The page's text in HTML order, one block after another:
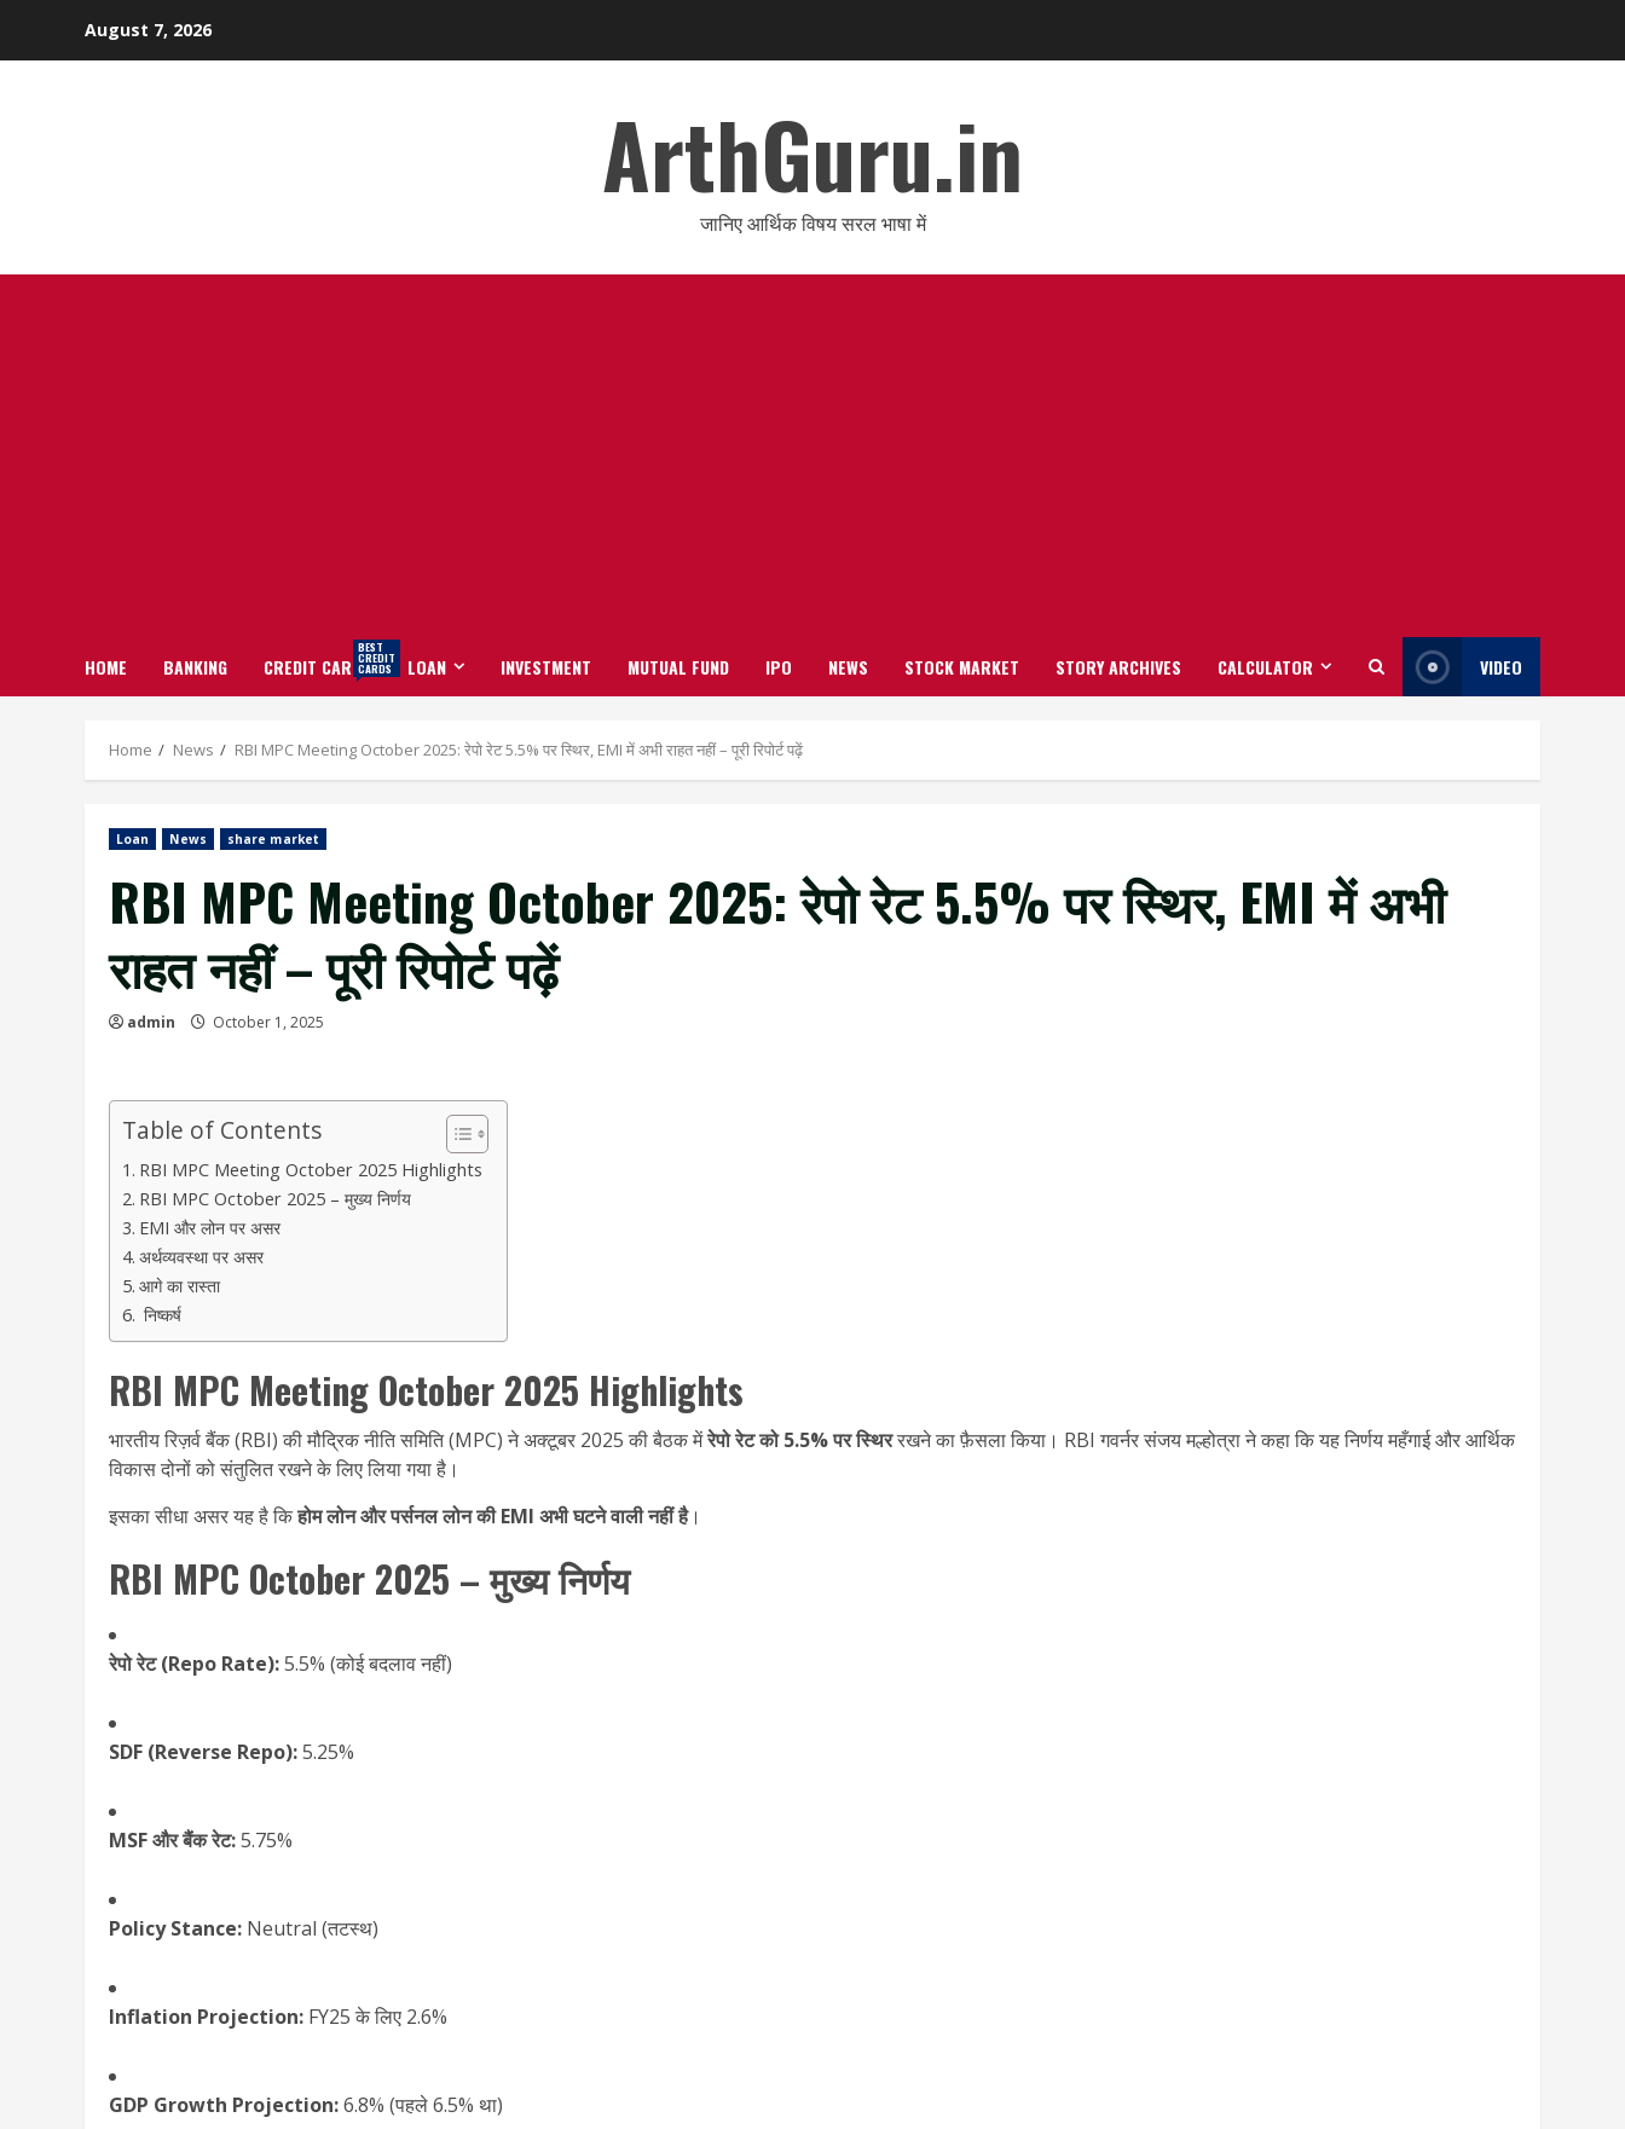
August 7, 2026
ArthGuru.in
जानिए आर्थिक विषय सरल भाषा में
HOME BANKING CREDIT CARDS
BEST
CREDIT
CARDS LOAN INVESTMENT MUTUAL FUND IPO NEWS STOCK MARKET STORY ARCHIVES CALCULATOR VIDEO
Home News RBI MPC Meeting October 2025: रेपो रेट 5.5% पर स्थिर, EMI में अभी राहत नहीं – पूरी रिपोर्ट पढ़ें
Loan News share market
RBI MPC Meeting October 2025: रेपो रेट 5.5% पर स्थिर, EMI में अभी
राहत नहीं – पूरी रिपोर्ट पढ़ें
admin October 1, 2025
Table of Contents
RBI MPC Meeting October 2025 Highlights
RBI MPC October 2025 – मुख्य निर्णय
EMI और लोन पर असर
अर्थव्यवस्था पर असर
आगे का रास्ता
निष्कर्ष
RBI MPC Meeting October 2025 Highlights
भारतीय रिज़र्व बैंक (RBI) की मौद्रिक नीति समिति (MPC) ने अक्टूबर 2025 की बैठक मेंरेपो रेट को 5.5% पर स्थिररखने का फ़ैसला किया। RBI गवर्नर संजय मल्होत्रा ने कहा कि यह निर्णय महँगाई और आर्थिक
विकास दोनों को संतुलित रखने के लिए लिया गया है।
इसका सीधा असर यह है किहोम लोन और पर्सनल लोन की EMI अभी घटने वाली नहीं है।
RBI MPC October 2025 – मुख्य निर्णय
रेपो रेट (Repo Rate):5.5% (कोई बदलाव नहीं)
SDF (Reverse Repo):5.25%
MSF और बैंक रेट:5.75%
Policy Stance: Neutral (तटस्थ)
Inflation Projection: FY25 के लिए 2.6%
GDP Growth Projection:6.8% (पहले 6.5% था)